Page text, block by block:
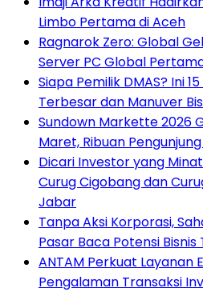
Limbo Pertama di Aceh
Ragnarok Zero: Global
Server PC Global
Siapa Pemilik DMAS? Ini
Terbesar dan Manuver
Sundown Markette 2026
Maret, Ribuan
Dicari Investor yang
Curug Cigobang dan
Jabar
Tanpa Aksi Korporasi,
Pasar Baca Potensi
ANTAM Perkuat Layanan
Pengalaman Transaksi